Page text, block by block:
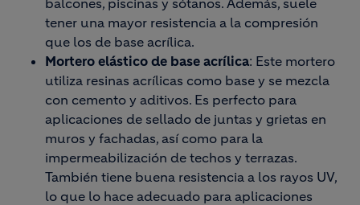
balcones, piscinas y sótanos. Además, suele
tener una mayor resistencia a la compresión
que los de base acrílica.
Mortero elástico de base acrílica: Este mortero
utiliza resinas acrílicas como base y se mezcla
con cemento y aditivos. Es perfecto para
aplicaciones de sellado de juntas y grietas en
muros y fachadas, así como para la
impermeabilización de techos y terrazas.
También tiene buena resistencia a los rayos UV,
lo que lo hace adecuado para aplicaciones